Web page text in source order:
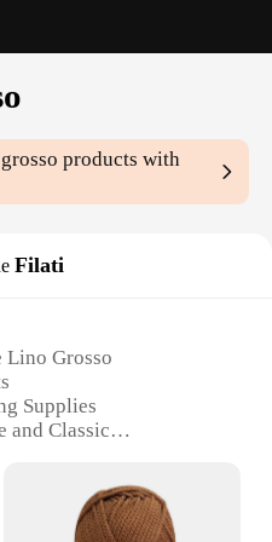
products with
Filati
Lino Grosso
Supplies
and Classic
Durable and High-